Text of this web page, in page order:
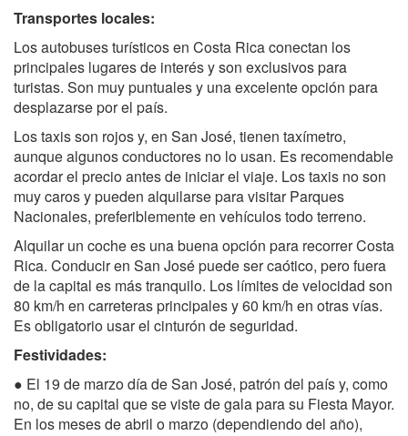
Transportes locales:
Los autobuses turísticos en Costa Rica conectan los
principales lugares de interés y son exclusivos para
turistas. Son muy puntuales y una excelente opción para
desplazarse por el país.
Los taxis son rojos y, en San José, tienen taxímetro,
aunque algunos conductores no lo usan. Es recomendable
acordar el precio antes de iniciar el viaje. Los taxis no son
muy caros y pueden alquilarse para visitar Parques
Nacionales, preferiblemente en vehículos todo terreno.
Alquilar un coche es una buena opción para recorrer Costa
Rica. Conducir en San José puede ser caótico, pero fuera
de la capital es más tranquilo. Los límites de velocidad son
80 km/h en carreteras principales y 60 km/h en otras vías.
Es obligatorio usar el cinturón de seguridad.
Festividades:
● El 19 de marzo día de San José, patrón del país y, como
no, de su capital que se viste de gala para su Fiesta Mayor.
En los meses de abril o marzo (dependiendo del año),